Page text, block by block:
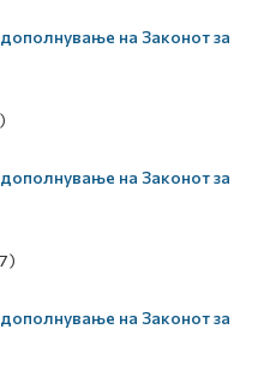
на Законот за
на Законот за
на Законот за